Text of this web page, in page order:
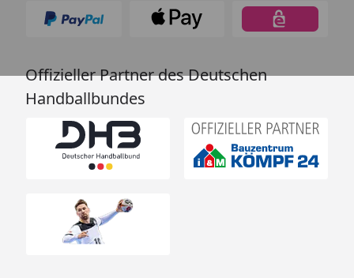
Offizieller Partner des Deutschen
Handballbundes